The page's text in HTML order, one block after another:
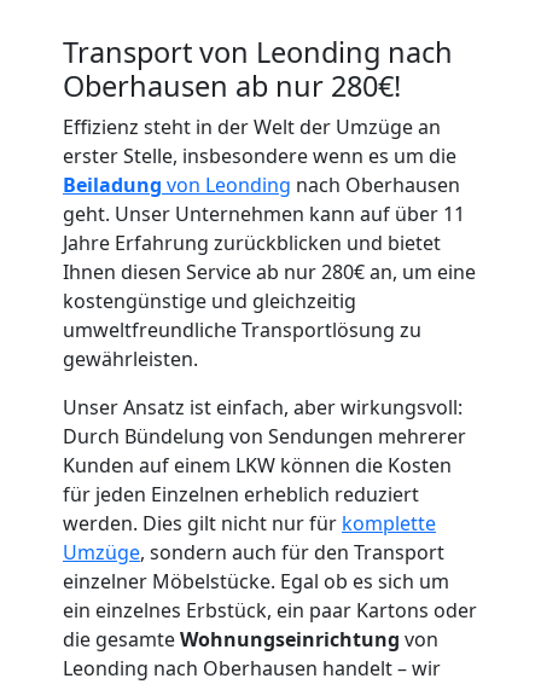
Transport von Leonding nach
Oberhausen ab nur 280€!
Effizienz steht in der Welt der Umzüge an
erster Stelle, insbesondere wenn es um die
Beiladung von Leonding nach Oberhausen
geht. Unser Unternehmen kann auf über 11
Jahre Erfahrung zurückblicken und bietet
Ihnen diesen Service ab nur 280€ an, um eine
kostengünstige und gleichzeitig
umweltfreundliche Transportlösung zu
gewährleisten.
Unser Ansatz ist einfach, aber wirkungsvoll:
Durch Bündelung von Sendungen mehrerer
Kunden auf einem LKW können die Kosten
für jeden Einzelnen erheblich reduziert
werden. Dies gilt nicht nur für komplette
Umzüge, sondern auch für den Transport
einzelner Möbelstücke. Egal ob es sich um
ein einzelnes Erbstück, ein paar Kartons oder
die gesamteWohnungseinrichtung von
Leonding nach Oberhausen handelt – wir
Umzugshelfer
Leonding
Möbeltaxi
Leonding
Kleintransport
Leonding